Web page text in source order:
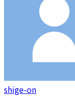
shige-on